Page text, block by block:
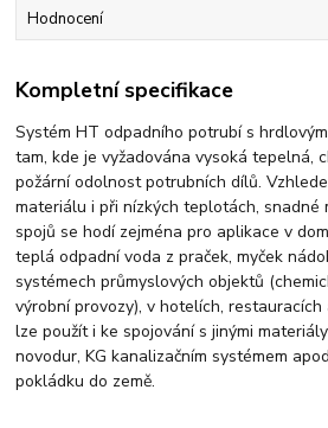
Hodnocení
Kompletní specifikace
Systém HT odpadního potrubí s
tam, kde je vyžadována vysoká tepelná,
požární odolnost potrubních dílů.
materiálu i při nízkých teplotách, snadné
spojů se hodí zejména pro aplikace v
teplá odpadní voda z praček, myček
systémech průmyslových objektů
výrobní provozy), v hotelích,
lze použít i ke spojování s jinými
novodur, KG kanalizačním systémem
pokládku do země.